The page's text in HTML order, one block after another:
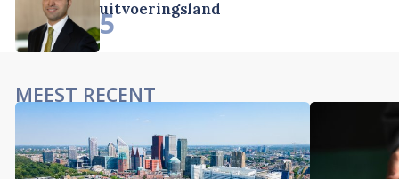
uitvoeringsland
5
MEEST RECENT